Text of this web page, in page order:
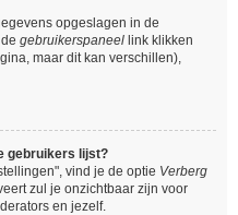
opgeslagen in de
gebruikerspaneel link klikken
maar dit kan verschillen),
gebruikers lijst?
vind je de optie Verberg
zul je onzichtbaar zijn voor
en jezelf.